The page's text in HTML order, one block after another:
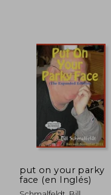
put on your parky
face (en Inglés)